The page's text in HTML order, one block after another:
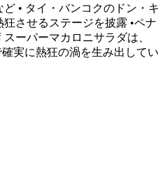
• タイ・バンコクのドン・キ
させるステージを披露 •ペナ
ーパーマカロニサラダは、
実に熱狂の渦を生み出してい